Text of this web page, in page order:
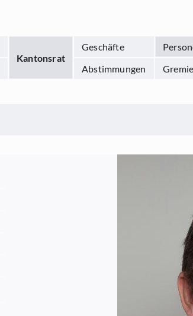
Kantonsrat
Geschäfte
Abstimmungen